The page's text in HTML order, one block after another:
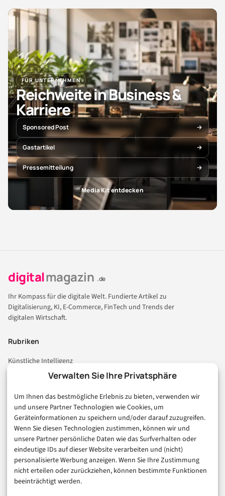
Verwalten Sie Ihre Privatsphäre
Um Ihnen das bestmögliche Erlebnis zu bieten, verwenden wir
und unsere Partner Technologien wie Cookies, um
Geräteinformationen zu speichern und/oder darauf zuzugreifen.
Wenn Sie diesen Technologien zustimmen, können wir und
unsere Partner persönliche Daten wie das Surfverhalten oder
eindeutige IDs auf dieser Website verarbeiten und (nicht)
personalisierte Werbung anzeigen. Wenn Sie Ihre Zustimmung
nicht erteilen oder zurückziehen, können bestimmte Funktionen
beeinträchtigt werden.
FÜR UNTERNEHMEN
Reichweite in Business &
Karriere
Sponsored Post
Gastartikel
Pressemitteilung
Media Kit entdecken
digitalmagazin .de
Ihr Kompass für die digitale Welt. Fundierte Artikel zu
Digitalisierung, KI, E-Commerce, FinTech und Trends der
digitalen Wirtschaft.
Rubriken
Künstliche Intelligenz
Technologie & IT
Consumer & Digital Life
Marketing
Finanzen & FinTech
Business & Karriere
Sicherheit & Recht
Digitalisierung
Marketing